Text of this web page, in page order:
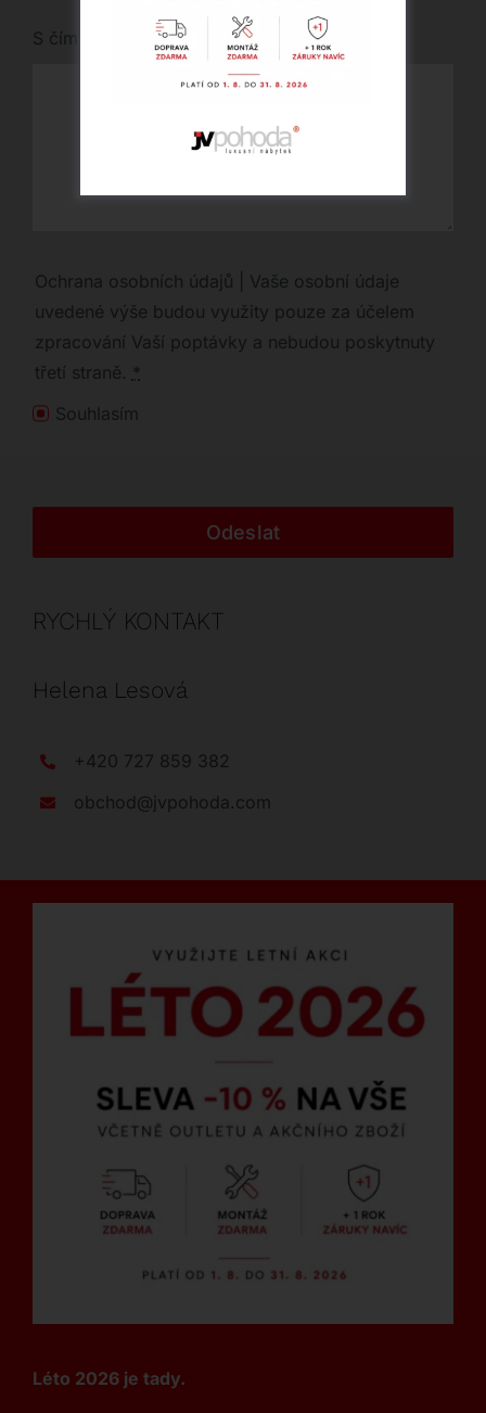
S čím vám můžeme pomoci?
Ochrana osobních údajů | Vaše osobní údaje
uvedené výše budou využity pouze za účelem
zpracování Vaší poptávky a nebudou poskytnuty
třetí straně. *
Souhlasím
Odeslat
RYCHLÝ KONTAKT
Helena Lesová
+420 727 859 382
obchod@jvpohoda.com
Léto 2026 je tady.